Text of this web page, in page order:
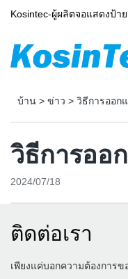
Kosintec-ผู้ผลิตจอแสดงป้า
บ้าน > ข่าว > วิธีการออก
วิธีการออ
2024/07/18
ติดต่อเรา
เพียงแค่บอกความต้องการ